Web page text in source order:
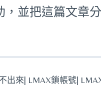
並把這篇文章
出來| LMAX鎖帳號|